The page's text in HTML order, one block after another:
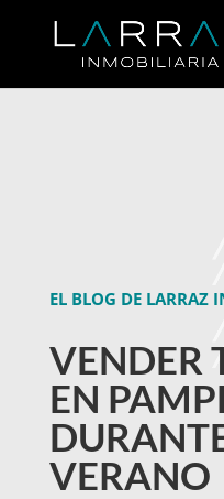
EL BLOG DE LARRAZ
VENDER
EN
VERANO